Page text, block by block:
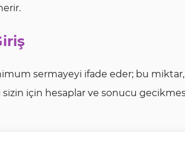
sermayeyi ifade eder; bu miktar,
sizin için hesaplar ve sonucu